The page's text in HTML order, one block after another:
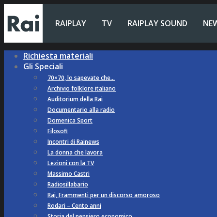
RAIPLAY TV RAIPLAY SOUND
Richiesta materiali
Gli Speciali
70×70, lo sapevate che…
Archivio folklore italiano
Auditorium della Rai
Documentario alla radio
Domenica Sport
Filosofi
Incontri di Rainews
La donna che lavora
Lezioni con la TV
Massimo Castri
Radiosillabario
Rai, Frammenti per un discorso amoroso
Rodari – Cento anni